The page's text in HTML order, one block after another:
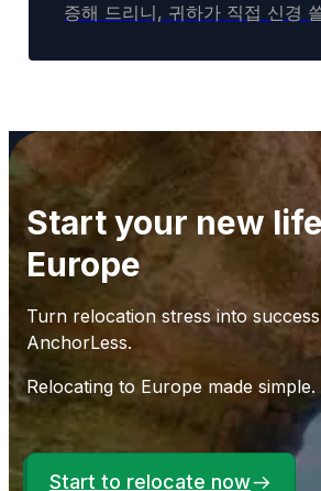
증해 드리니, 귀하가 직접 신경
Start your new
Europe
Turn relocation stress into
AnchorLess.
Relocating to Europe made simple.
Start to relocate now